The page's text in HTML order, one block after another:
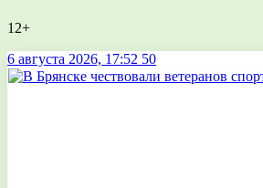
12+
6 августа 2026, 17:52 50